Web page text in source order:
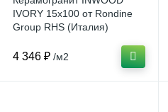
IVORY 15x100 от Rondine
Group RHS (Италия)
4 346 ₽ /м2